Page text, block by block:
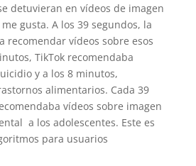
detuvieran en vídeos de imagen
gusta. A los 39 segundos, la
recomendar vídeos sobre esos
TikTok recomendaba
y a los 8 minutos,
alimentarios. Cada 39
vídeos sobre imagen
a los adolescentes. Este es
para usuarios